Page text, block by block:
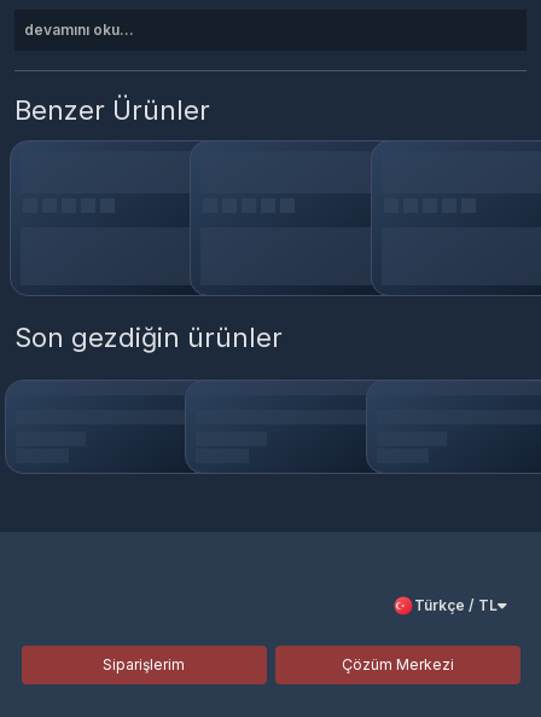
devamını oku...
Benzer Ürünler
Son gezdiğin ürünler
Türkçe / TL
Siparişlerim Çözüm Merkezi